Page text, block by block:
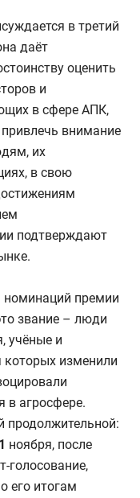
в третий
даёт
оценить
и
в сфере АПК,
внимание
их
в свою
подтверждают
номинаций премии
звание – люди
учёные и
которых изменили
в агросфере.
продолжительной:
ноября, после
голосование,
его итогам